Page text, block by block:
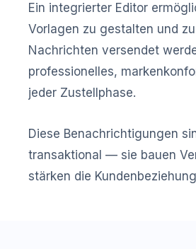
Ein integrierter Editor
Vorlagen zu gestalten und
Nachrichten versendet
professionelles,
jeder Zustellphase.
Diese Benachrichtigungen
transaktional — sie bauen
stärken die